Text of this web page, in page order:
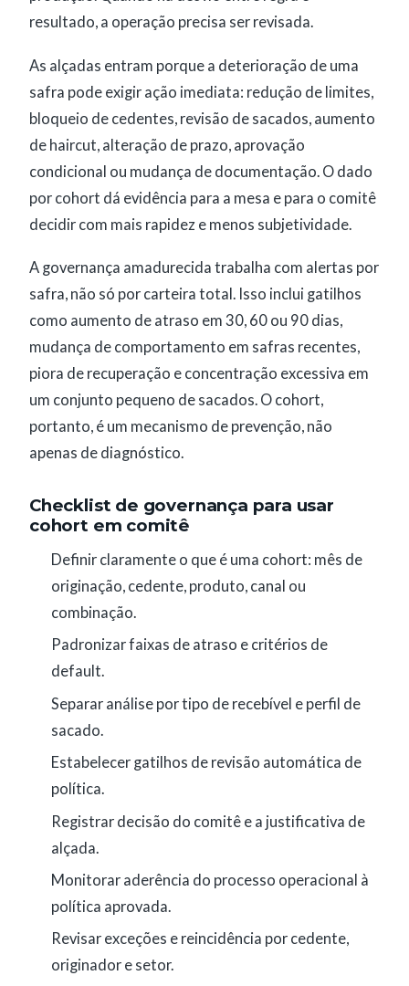
resultado, a operação precisa ser revisada.
As alçadas entram porque a deterioração de uma
safra pode exigir ação imediata: redução de limites,
bloqueio de cedentes, revisão de sacados, aumento
de haircut, alteração de prazo, aprovação
condicional ou mudança de documentação. O dado
por cohort dá evidência para a mesa e para o comitê
decidir com mais rapidez e menos subjetividade.
A governança amadurecida trabalha com alertas por
safra, não só por carteira total. Isso inclui gatilhos
como aumento de atraso em 30, 60 ou 90 dias,
mudança de comportamento em safras recentes,
piora de recuperação e concentração excessiva em
um conjunto pequeno de sacados. O cohort,
portanto, é um mecanismo de prevenção, não
apenas de diagnóstico.
Checklist de governança para usar
cohort em comitê
Definir claramente o que é uma cohort: mês de
originação, cedente, produto, canal ou
combinação.
Padronizar faixas de atraso e critérios de
default.
Separar análise por tipo de recebível e perfil de
sacado.
Estabelecer gatilhos de revisão automática de
política.
Registrar decisão do comitê e a justificativa de
alçada.
Monitorar aderência do processo operacional à
política aprovada.
Revisar exceções e reincidência por cedente,
originador e setor.